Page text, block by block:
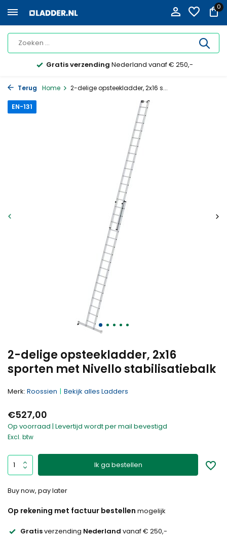
0
Gratis verzending Nederland vanaf € 250,-
Terug Home 2-delige opsteekladder, 2x16 s...
2-delige opsteekladder, 2x16
sporten met Nivello stabilisatiebalk
EN-131
Merk: Roossien Bekijk alles Ladders
€527,00
Op voorraad | Levertijd wordt per mail bevestigd
Excl. btw
Ik ga bestellen
Buy now, pay later
Op rekening met factuur bestellen mogelijk
Gratisverzending Nederland vanaf € 250,-